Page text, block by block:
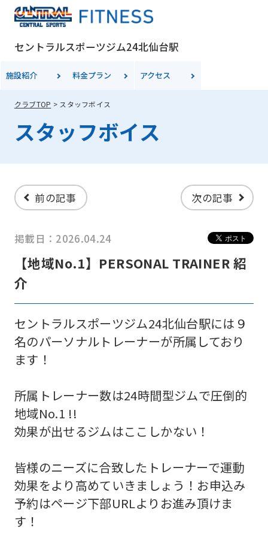
セントラルスポーツジム24北仙台駅
施設紹介 料金プラン アクセス
クラブTOP スタッフボイス
スタッフボイス
前の記事 次の記事
掲載日：2026.04.24
【地域No.1】PERSONAL TRAINER 紹
介
セントラルスポーツジム24北仙台駅には９
名のパーソナルトレーナーが所属しており
ます！
所属トレーナー数は24時間型ジムで圧倒的
地域No.1 !!
効果が出せるジムはここしかない！
皆様のニーズに合致したトレーナーで運動
効果をより高めていきましょう！お申込み
予約はページ下部URLよりお進み頂けま
す！